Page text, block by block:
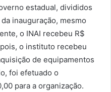
estadual, divididos
inauguração, mesmo
o INAI recebeu R$
o instituto recebeu
de equipamentos
foi efetuado o
para a organização.